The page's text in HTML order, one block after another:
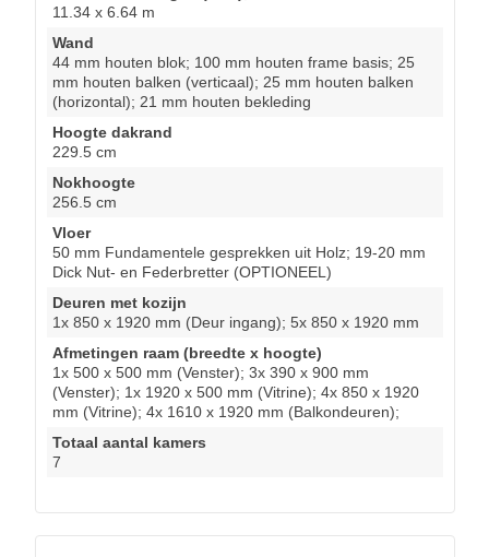
11.34 x 6.64 m
Wand
44 mm houten blok; 100 mm houten frame basis; 25
mm houten balken (verticaal); 25 mm houten balken
(horizontal); 21 mm houten bekleding
Hoogte dakrand
229.5 cm
Nokhoogte
256.5 cm
Vloer
50 mm Fundamentele gesprekken uit Holz; 19-20 mm
Dick Nut- en Federbretter (OPTIONEEL)
Deuren met kozijn
1x 850 x 1920 mm (Deur ingang); 5x 850 x 1920 mm
Afmetingen raam (breedte x hoogte)
1x 500 x 500 mm (Venster); 3x 390 x 900 mm
(Venster); 1x 1920 x 500 mm (Vitrine); 4x 850 x 1920
mm (Vitrine); 4x 1610 x 1920 mm (Balkondeuren);
Totaal aantal kamers
7